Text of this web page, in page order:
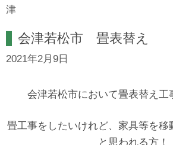
津
会津若松市 畳表替え
2021年2月9日
会津若松市において畳表替え工
畳工事をしたいけれど、家具等を移
と思われる方！